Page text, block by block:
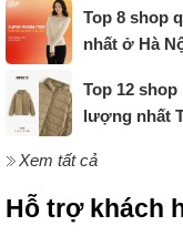
Top 8 shop
nhất ở Hà
Top 12
lượng nhất
Xem tất cả
Hỗ trợ khách